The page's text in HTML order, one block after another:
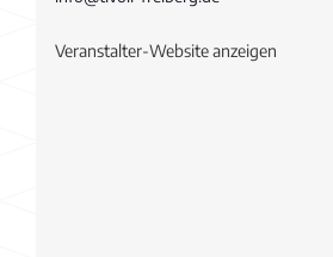
Veranstalter-Website anzeigen